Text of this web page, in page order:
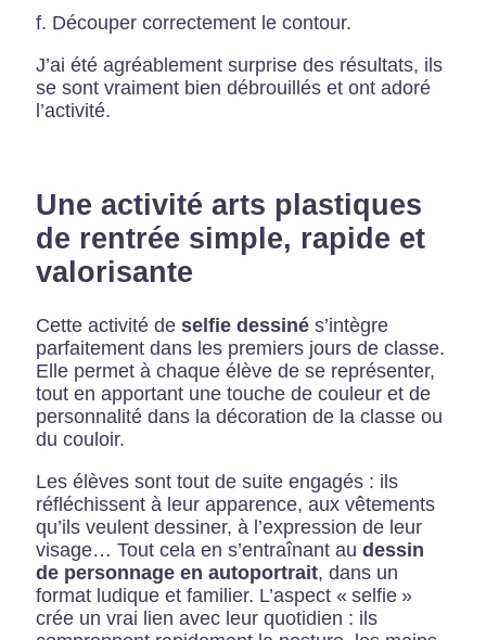
f. Découper correctement le contour.
J’ai été agréablement surprise des résultats, ils
se sont vraiment bien débrouillés et ont adoré
l’activité.
Une activité arts plastiques
de rentrée simple, rapide et
valorisante
Cette activité de selfie dessiné s’intègre
parfaitement dans les premiers jours de classe.
Elle permet à chaque élève de se représenter,
tout en apportant une touche de couleur et de
personnalité dans la décoration de la classe ou
du couloir.
Les élèves sont tout de suite engagés : ils
réfléchissent à leur apparence, aux vêtements
qu’ils veulent dessiner, à l’expression de leur
visage… Tout cela en s’entraînant au dessin
de personnage en autoportrait, dans un
format ludique et familier. L’aspect « selfie »
crée un vrai lien avec leur quotidien : ils